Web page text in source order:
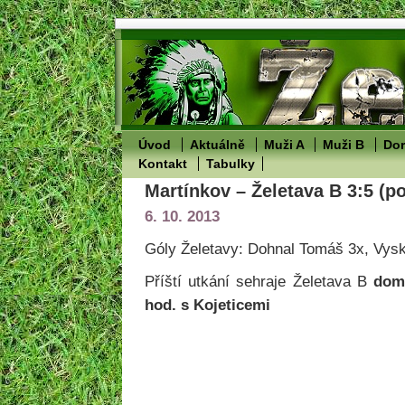
Úvod Aktuálně Muži A Muži B
Kontakt
Tabulky
Martínkov – Želetava B 3:5
6. 10. 2013
Góly Želetavy: Dohnal Tomáš 3x,
Příští utkání sehraje Želetava B
hod. s Kojeticemi